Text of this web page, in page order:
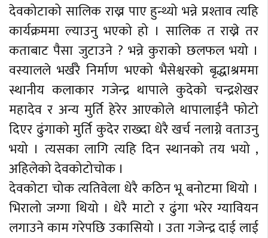
देवकोटाको सालिक राख्न पाए हुन्थ्यो भन्ने प्रश्ताव त्यहि
कार्यक्रममा ल्याउनु भएको हो । सालिक त राख्ने तर
कताबाट पैसा जुटाउने ? भन्ने कुराको छलफल भयो ।
वस्यालले भर्खरै निर्माण भएको भैसेश्वरको बृद्धाश्रममा
स्थानीय कलाकार गजेन्द्र थापाले कुदेको चन्द्रशेखर
महादेव र अन्य मुर्ति हेरेर आएकोले थापालाईनै फोटो
दिएर ढुंगाको मुर्ति कुदेर राख्दा धेरै खर्च नलाग्ने वताउनु
भयो । त्यसका लागि त्यहि दिन स्थानको तय भयो ,
अहिलेको देवकोटोचोक ।
देवकोटा चोक त्यतिवेला धेरै कठिन भू बनोटमा थियो ।
भिरालो जग्गा थियो । धेरै माटो र ढुंगा भरेर ग्यावियन
लगाउने काम गरेपछि उकासियो । उता गजेन्द्र दाई लाई